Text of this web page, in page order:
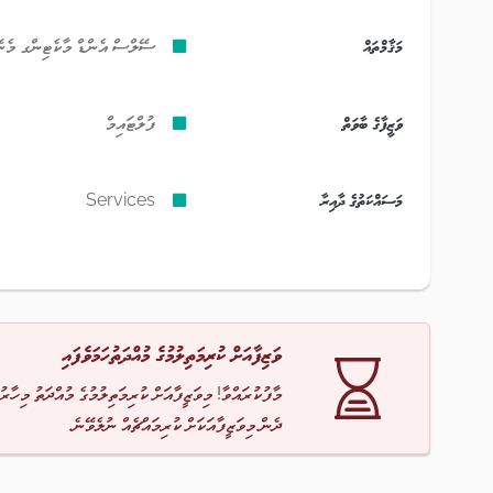
މަޤާމްތައް ސޭލްސް އެންޑް މާކެޓިންގ
ވަޒީފާގެ ބާވަތް ފުލްޓައިމް
މަސައްކަތުގެ ދާއިރާ Services
ވަޒިފާއަށް ކުރިމަތިލުމުގެ މުއްދަތުހަމަވެފައި
މާފުކުރައްވާ! މިވަޒީފާއަށް ކުރިމަތިލުމުގެ މުއްދަތު
ދެން މިވަޒީފާއަކަށް ކުރިމައްޗެއް ނުލެވޭނެ.